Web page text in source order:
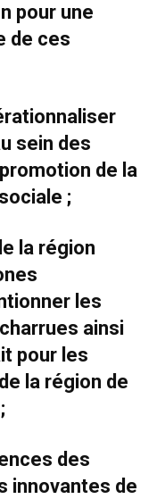
pour une
de ces
sein des
de la
;
la région
les
ainsi
pour les
la région de
des
innovantes de